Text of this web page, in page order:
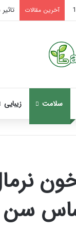
آخرین مقالات
سلامت زیبایی
قولنج
در